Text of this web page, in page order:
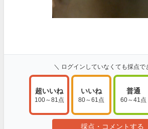
＼ ログインしていなくても採点で
超いいね
100～81点
いいね
80～61点
普通
60～41点
採点・コメントする